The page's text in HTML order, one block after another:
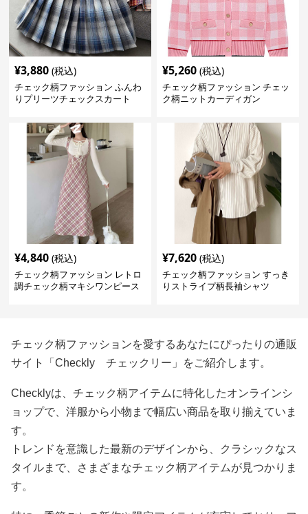
¥3,880 (税込)
チェック柄ファッション ふんわ
りプリーツチェックスカート
¥5,260 (税込)
チェック柄ファッション チェッ
ク柄ニットカーディガン
¥4,840 (税込)
チェック柄ファッション レトロ
調チェック柄マキシワンピース
¥7,620 (税込)
チェック柄ファッション すっき
りストライプ柄長袖シャツ
チェック柄ファッションを愛するあなたにぴったりの通販
サイト「Checkly チェックリー」をご紹介します。
Checklyは、チェック柄アイテムに特化したオンラインシ
ョップで、洋服から小物まで幅広い商品を取り揃えていま
す。
トレンドを意識した最新のデザインから、クラシックなス
タイルまで、さまざまなチェック柄アイテムが見つかりま
す。